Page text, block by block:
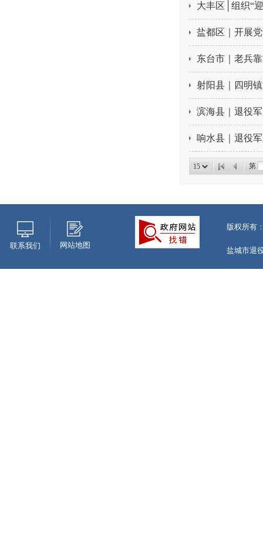
大丰区│组织“
盐都区｜开展
东台市｜老兵
射阳县｜四明
滨海县｜退役
响水县｜退役
第
联系我们 网站地图
版权所有
盐城市退